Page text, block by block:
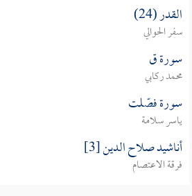
القدر (24)
سفر الحوالي
سورة ق
محمد ركابي
سورة فصّلت
ياسر سلامة
أناشيد صلاح الدين [3]
فرقة الاعتصام